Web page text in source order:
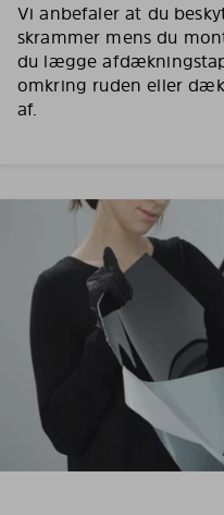
Vi anbefaler at du
skrammer mens du
du lægge
omkring ruden eller
af.